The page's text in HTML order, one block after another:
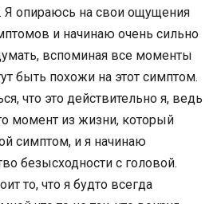
Я опираюсь на свои ощущения
и начинаю очень сильно
вспоминая все моменты
быть похожи на этот симптом.
что это действительно я, ведь
момент из жизни, который
симптом, и я начинаю
безысходности с головой.
то, что я будто всегда